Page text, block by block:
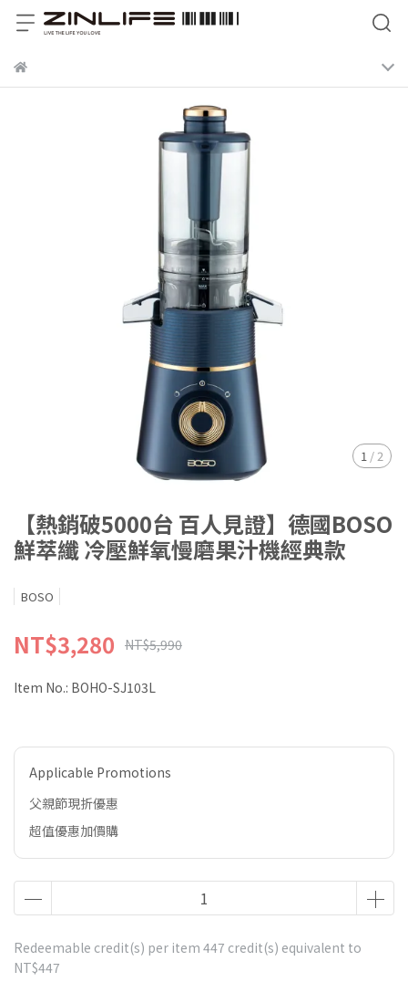
1 / 2
【熱銷破5000台 百人見證】德國BOSO
鮮萃纖 冷壓鮮氧慢磨果汁機經典款
BOSO
NT$3,280 NT$5,990
Item No.: BOHO-SJ103L
Applicable Promotions
父親節現折優惠
超值優惠加價購
Redeemable credit(s) per item 447 credit(s) equivalent to
NT$447